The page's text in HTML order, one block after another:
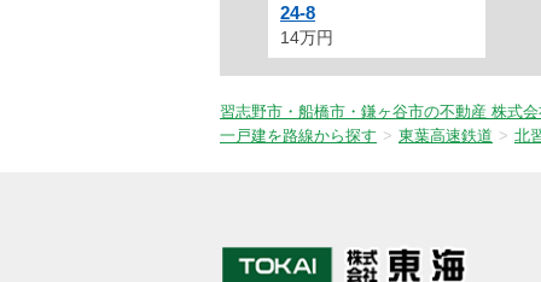
24-8
14万円
習志野市・船橋市・鎌ヶ谷市の不動産 株式
一戸建を路線から探す
東葉高速鉄道 北